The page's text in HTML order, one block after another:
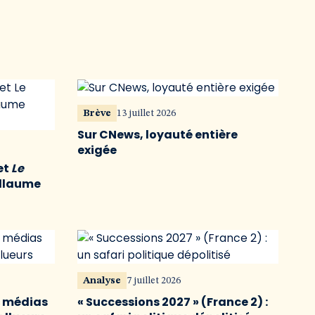
Le
Brève 13 juillet 2026
Sur CNews, loyauté entière
exigée
médias
Analyse 7 juillet 2026
« Successions 2027 » (France 2) :